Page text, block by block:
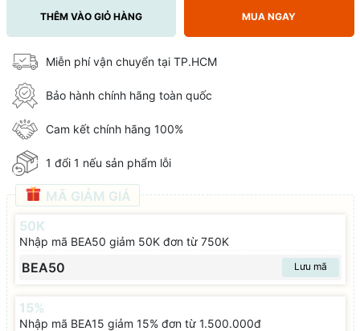
THÊM VÀO GIỎ HÀNG MUA NGAY
Miễn phí vận chuyển tại TP.HCM
Bảo hành chính hãng toàn quốc
Cam kết chính hãng 100%
1 đổi 1 nếu sản phẩm lỗi
MÃ GIẢM GIÁ
50K
Nhập mã BEA50 giảm 50K đơn từ 750K
BEA50 Lưu mã
15%
Nhập mã BEA15 giảm 15% đơn từ 1.500.000đ